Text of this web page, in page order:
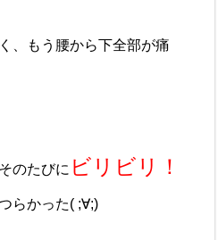
、もう腰から下全部が痛
のたびに ビリビリ！
らかった( ;∀;)